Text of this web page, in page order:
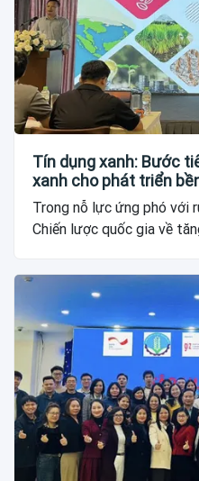
Tín dụng xanh: Bước
xanh cho phát triển
Trong nỗ lực ứng phó với
Chiến lược quốc gia về